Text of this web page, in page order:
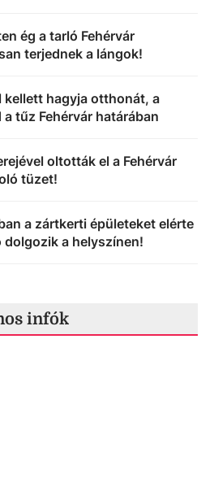
ég a tarló Fehérvár
terjednek a lángok!
kellett hagyja otthonát, a
tűz Fehérvár határában
oltották el a Fehérvár
tüzet!
a zártkerti épületeket elérte
a helyszínen!
infók